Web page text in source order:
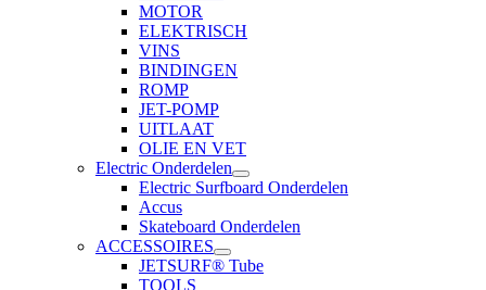
MOTOR
ELEKTRISCH
VINS
BINDINGEN
ROMP
JET-POMP
UITLAAT
OLIE EN VET
Electric Onderdelen
Electric Surfboard Onderdelen
Accus
Skateboard Onderdelen
ACCESSOIRES
JETSURF® Tube
TOOLS